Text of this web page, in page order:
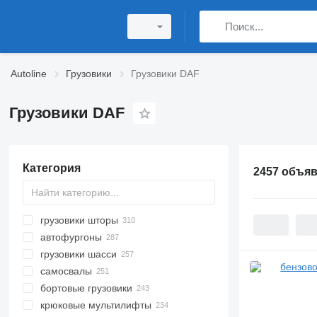
Autoline Грузовики Грузовики DAF
Грузовики DAF
Категория
грузовики шторы
автофургоны
грузовики шасси
самосвалы
бортовые грузовики
крюковые мультилифты
2457